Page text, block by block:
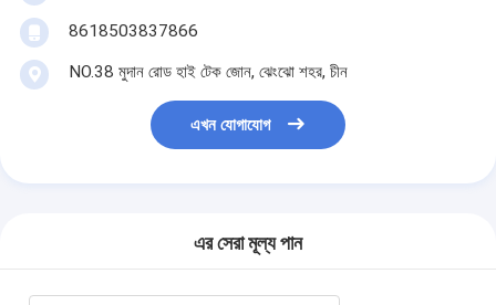
8618503837866
NO.38 মুদান রোড হাই টেক জোন, ঝেংঝো শহর, চীন
এখন যোগাযোগ
এর সেরা মূল্য পান